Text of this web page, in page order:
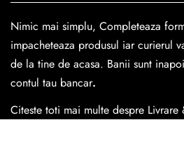
Easybox-ul Emag.
Cosul de livrareeste 15 lei pentru
390 lei si Gratuit pentru o comanda
Nimic mai simplu, Completeaza
impacheteaza produsul iar curierul
de la tine de acasa. Banii sunt
contul tau bancar.
Citeste toti mai multe despre Livrare